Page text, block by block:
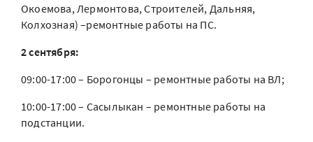
Окоемова, Лермонтова, Строителей, Дальняя,
Колхозная) –ремонтные работы на ПС.
2 сентября:
09:00-17:00 – Борогонцы – ремонтные работы на ВЛ;
10:00-17:00 – Сасылыкан – ремонтные работы на
подстанции.